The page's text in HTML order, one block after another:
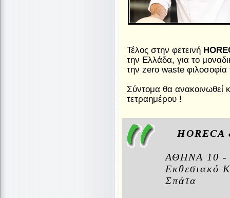
Τέλος στην φετεινή
την Ελλάδα, για το
την zero waste φιλοσοφία
Σύντομα θα ανακοινωθεί
τετραημέρου !
HORECA
ΑΘΗΝΑ 10 -
Εκθεσιακό
Σπάτα